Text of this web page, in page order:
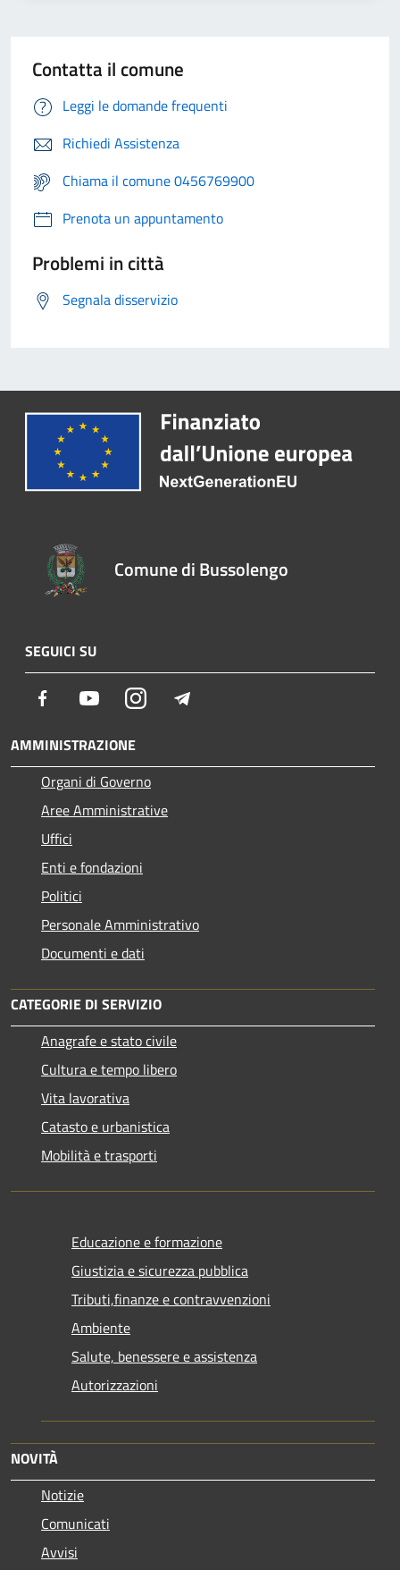
Contatta il comune
Leggi le domande frequenti
Richiedi Assistenza
Chiama il comune 0456769900
Prenota un appuntamento
Problemi in città
Segnala disservizio
Comune di Bussolengo
SEGUICI SU
Facebook YoutubeInstagram
AMMINISTRAZIONE
Organi di Governo
Aree Amministrative
Uffici
Enti e fondazioni
Politici
Personale Amministrativo
Documenti e dati
CATEGORIE DI SERVIZIO
Anagrafe e stato civile
Cultura e tempo libero
Vita lavorativa
Catasto e urbanistica
Mobilità e trasporti
Educazione e formazione
Giustizia e sicurezza pubblica
Tributi,finanze e contravvenzioni
Ambiente
Salute, benessere e assistenza
Autorizzazioni
NOVITÀ
Notizie
Comunicati
Avvisi